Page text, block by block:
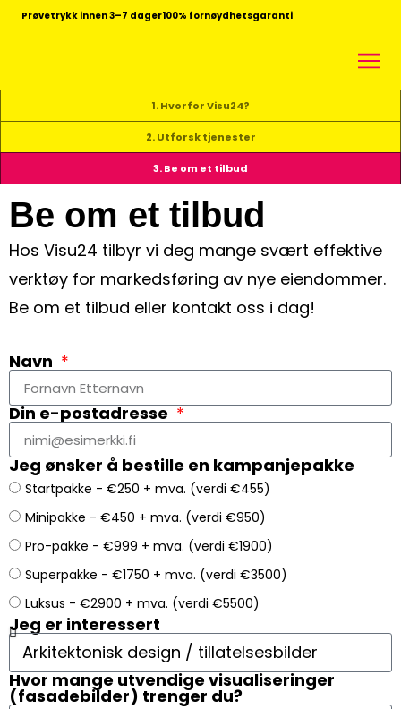
Prøvetrykk innen 3–7 dager100% fornøydhetsgaranti
1. Hvorfor Visu24?
2. Utforsk tjenester
3. Be om et tilbud
Be om et tilbud
Hos Visu24 tilbyr vi deg mange svært effektive
verktøy for markedsføring av nye eiendommer.
Be om et tilbud eller kontakt oss i dag!
Navn
Din e-postadresse
Jeg ønsker å bestille en kampanjepakke
Startpakke - €250 + mva. (verdi €455)
Minipakke - €450 + mva. (verdi €950)
Pro-pakke - €999 + mva. (verdi €1900)
Superpakke - €1750 + mva. (verdi €3500)
Luksus - €2900 + mva. (verdi €5500)
Jeg er interessert
Hvor mange utvendige visualiseringer
(fasadebilder) trenger du?